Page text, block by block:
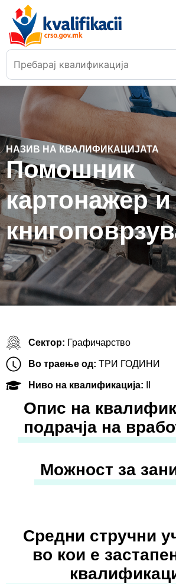
НАЗИВ НА КВАЛИФИКАЦИЈАТА
Помошник
картонажер и
Сектор: Графичарство
Во траење од: ТРИ ГОДИНИ
Ниво на квалификација:
Oпис на
подрачја на
Можност за
Средни стручни
во кои е